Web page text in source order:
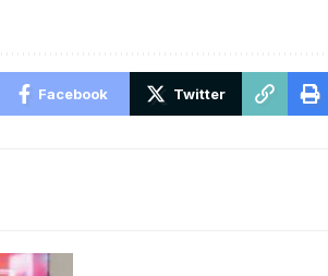
Facebook Twitter